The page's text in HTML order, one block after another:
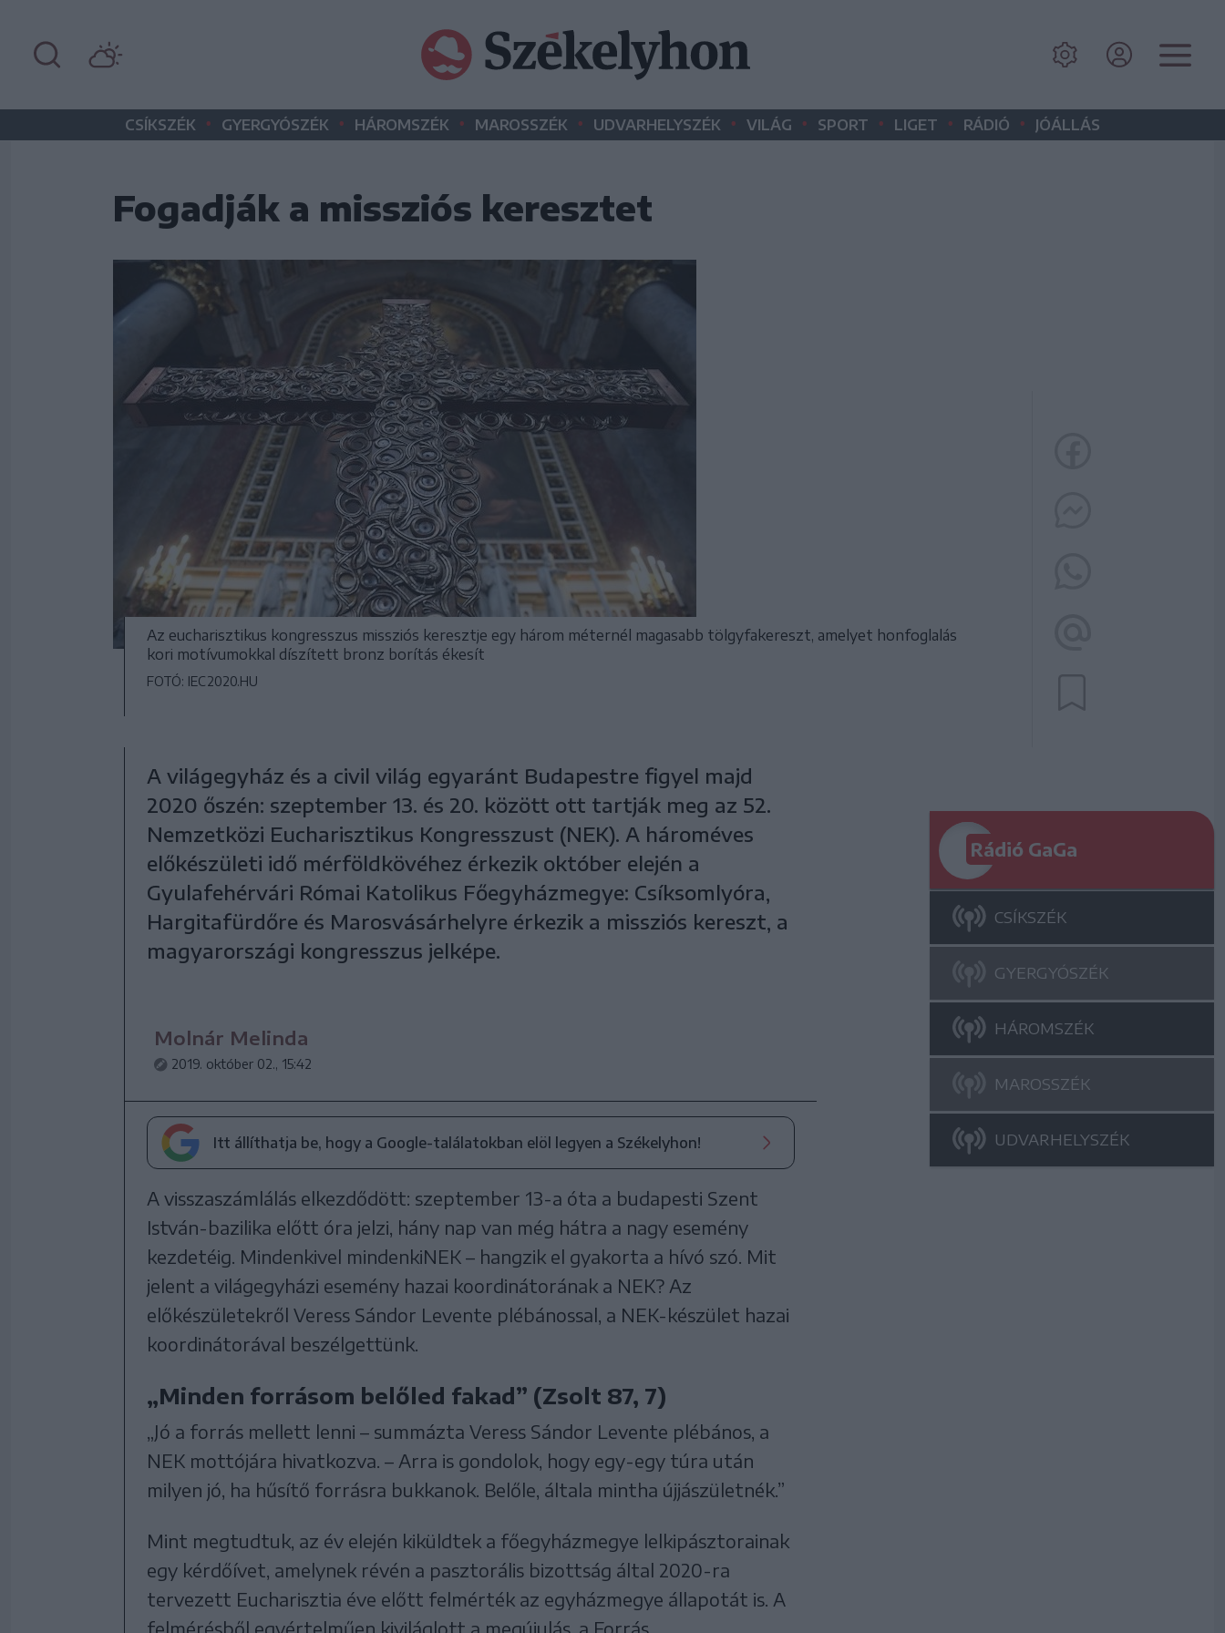
CSÍKSZÉK • GYERGYÓSZÉK • HÁROMSZÉK • MAROSSZÉK • UDVARHELYSZÉK • VILÁG • SPORT • LIGET • RÁDIÓ • JÓÁLLÁS
Fogadják a missziós keresztet
Az eucharisztikus kongresszus missziós keresztje egy három méternél magasabb tölgyfakereszt, amelyet honfoglalás
kori motívumokkal díszített bronz borítás ékesít
FOTÓ: IEC2020.HU
A világegyház és a civil világ egyaránt Budapestre figyel majd
2020 őszén: szeptember 13. és 20. között ott tartják meg az 52.
Nemzetközi Eucharisztikus Kongresszust (NEK). A hároméves
előkészületi idő mérföldkövéhez érkezik október elején a
Gyulafehérvári Római Katolikus Főegyházmegye: Csíksomlyóra,
Hargitafürdőre és Marosvásárhelyre érkezik a missziós kereszt, a
magyarországi kongresszus jelképe.
Molnár Melinda
2019. október 02., 15:42
Itt állíthatja be, hogy a Google-találatokban elöl legyen a Székelyhon!
A visszaszámlálás elkezdődött: szeptember 13-a óta a budapesti Szent
István-bazilika előtt óra jelzi, hány nap van még hátra a nagy esemény
kezdetéig. Mindenkivel mindenkiNEK – hangzik el gyakorta a hívó szó. Mit
jelent a világegyházi esemény hazai koordinátorának a NEK? Az
előkészületekről Veress Sándor Levente plébánossal, a NEK-készület hazai
koordinátorával beszélgettünk.
„Minden forrásom belőled fakad” (Zsolt 87, 7)
„Jó a forrás mellett lenni – summázta Veress Sándor Levente plébános, a
NEK mottójára hivatkozva. – Arra is gondolok, hogy egy-egy túra után
milyen jó, ha hűsítő forrásra bukkanok. Belőle, általa mintha újjászületnék.”
Mint megtudtuk, az év elején kiküldtek a főegyházmegye lelkipásztorainak
egy kérdőívet, amelynek révén a pasztorális bizottság által 2020-ra
tervezett Eucharisztia éve előtt felmérték az egyházmegye állapotát is. A
felmérésből egyértelműen kiviláglott a megújulás, a Forrás
Rádió GaGa
CSÍKSZÉK
GYERGYÓSZÉK
HÁROMSZÉK
MAROSSZÉK
UDVARHELYSZÉK